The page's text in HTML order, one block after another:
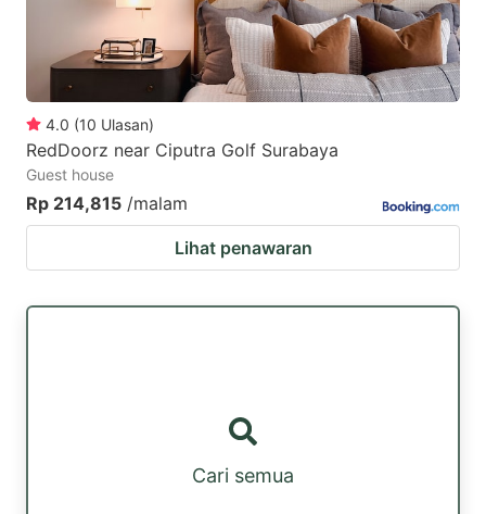
4.0 (10 Ulasan)
RedDoorz near Ciputra Golf Surabaya
Guest house
Rp 214,815 /malam
Lihat penawaran
Cari semua